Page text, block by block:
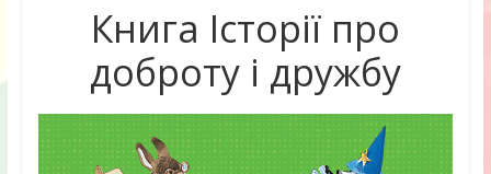
Книга Історії про
доброту і дружбу